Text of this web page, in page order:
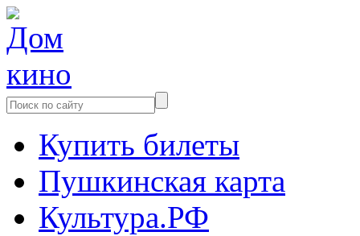
Купить билеты
Пушкинская карта
Культура.РФ